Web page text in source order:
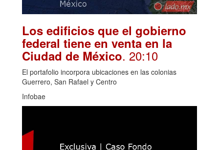
Los edificios que el gobierno
federal tiene en venta en la
Ciudad de México. 20:10
El portafolio incorpora ubicaciones en las colonias
Guerrero, San Rafael y Centro
Infobae